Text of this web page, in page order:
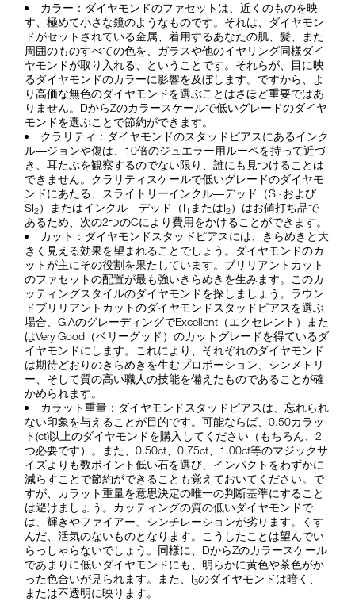
カラー：ダイヤモンドのファセットは、近くのものを映
す、極めて小さな鏡のようなものです。それは、ダイヤモン
ドがセットされている金属、着用するあなたの肌、髪、また
周囲のものすべての色を、ガラスや他のイヤリング同様ダイ
ヤモンドが取り入れる、ということです。それらが、目に映
るダイヤモンドのカラーに影響を及ぼします。ですから、よ
り高価な無色のダイヤモンドを選ぶことはさほど重要ではあ
りません。DからZのカラースケールで低いグレードのダイヤ
モンドを選ぶことで節約ができます。
クラリティ：ダイヤモンドのスタッドピアスにあるインク
ル―ジョンや傷は、10倍のジュエラー用ルーペを持って近づ
き、耳たぶを観察するのでない限り、誰にも見つけることは
できません。クラリティスケールで低いグレードのダイヤモ
ンドにあたる、スライトリーインクル―デッド（SI1 および
SI2）またはインクル―デッド（I1 またはI2）はお値打ち品で
あるため、次の2つのCにより費用をかけることができます。
カット：ダイヤモンドスタッドピアスには、きらめきと大
きく見える効果を望まれることでしょう。ダイヤモンドのカ
ットが主にその役割を果たしています。ブリリアントカット
のファセットの配置が最も強いきらめきを生みます。このカ
ッティングスタイルのダイヤモンドを探しましょう。ラウン
ドブリリアントカットのダイヤモンドスタッドピアスを選ぶ
場合、GIAのグレーディングでExcellent（エクセレント）また
はVery Good（ベリーグッド）のカットグレードを得ているダ
イヤモンドにします。これにより、それぞれのダイヤモンド
は期待どおりのきらめきを生むプロポーション、シンメトリ
ー、そして質の高い職人の技能を備えたものであることが確
かめられます。
カラット重量：ダイヤモンドスタッドピアスは、忘れられ
ない印象を与えることが目的です。可能ならば、0.50カラッ
ト(ct)以上のダイヤモンドを購入してください（もちろん、2
つ必要です）。また、0.50ct、0.75ct、1.00ct等のマジックサ
イズよりも数ポイント低い石を選び、インパクトをわずかに
減らすことで節約ができることも覚えておいてください。で
すが、カラット重量を意思決定の唯一の判断基準にすること
は避けましょう。カッティングの質の低いダイヤモンドで
は、輝きやファイアー、シンチレーションが劣ります。くす
んだ、活気のないものとなります。こうしたことは望んでい
らっしゃらないでしょう。同様に、DからZのカラースケール
であまりに低いダイヤモンドにも、明らかに黄色や茶色がか
った色合いが見られます。また、I3のダイヤモンドは暗く、
または不透明に映ります。